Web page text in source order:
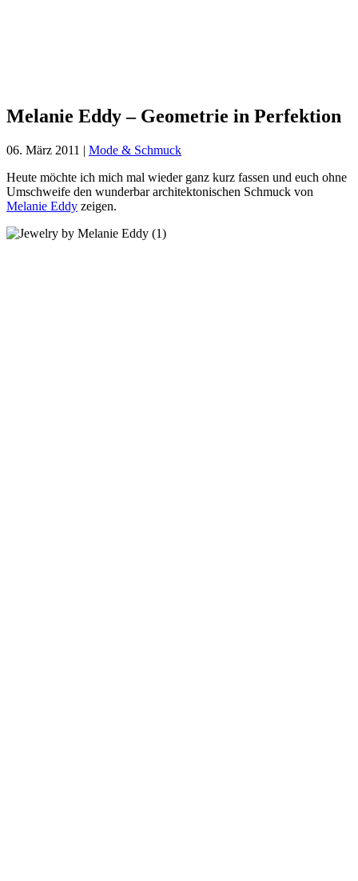
Melanie Eddy – Geometrie in Perfektion
06. März 2011 | Mode & Schmuck
Heute möchte ich mich mal wieder ganz kurz fassen und euch ohne
Umschweife den wunderbar architektonischen Schmuck von
Melanie Eddy zeigen.